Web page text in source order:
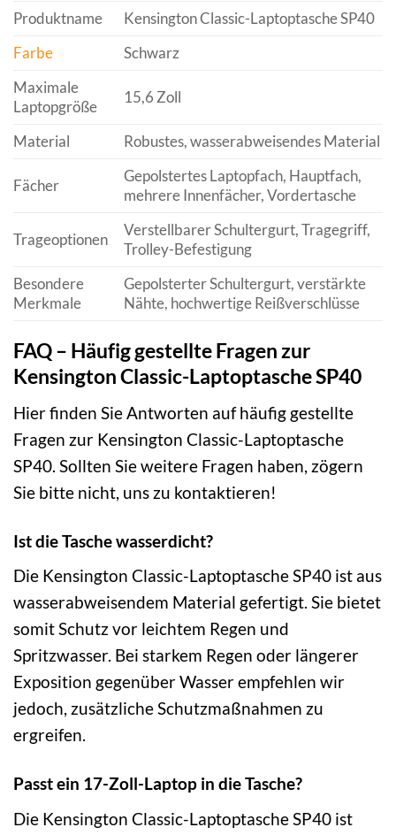
Produktname
Kensington Classic-Laptoptasche SP40
Farbe
Schwarz
Maximale
Laptopgröße
15,6 Zoll
Material Robustes, wasserabweisendes Material
Fächer
Gepolstertes Laptopfach, Hauptfach,
mehrere Innenfächer, Vordertasche
Trageoptionen
Verstellbarer Schultergurt, Tragegriff,
Trolley-Befestigung
Besondere
Merkmale
Gepolsterter Schultergurt, verstärkte
Nähte, hochwertige Reißverschlüsse
FAQ – Häufig gestellte Fragen zur
Kensington Classic-Laptoptasche SP40
Hier finden Sie Antworten auf häufig gestellte
Fragen zur Kensington Classic-Laptoptasche
SP40. Sollten Sie weitere Fragen haben, zögern
Sie bitte nicht, uns zu kontaktieren!
Ist die Tasche wasserdicht?
Die Kensington Classic-Laptoptasche SP40 ist aus
wasserabweisendem Material gefertigt. Sie bietet
somit Schutz vor leichtem Regen und
Spritzwasser. Bei starkem Regen oder längerer
Exposition gegenüber Wasser empfehlen wir
jedoch, zusätzliche Schutzmaßnahmen zu
ergreifen.
Passt ein 17-Zoll-Laptop in die Tasche?
Die Kensington Classic-Laptoptasche SP40 ist